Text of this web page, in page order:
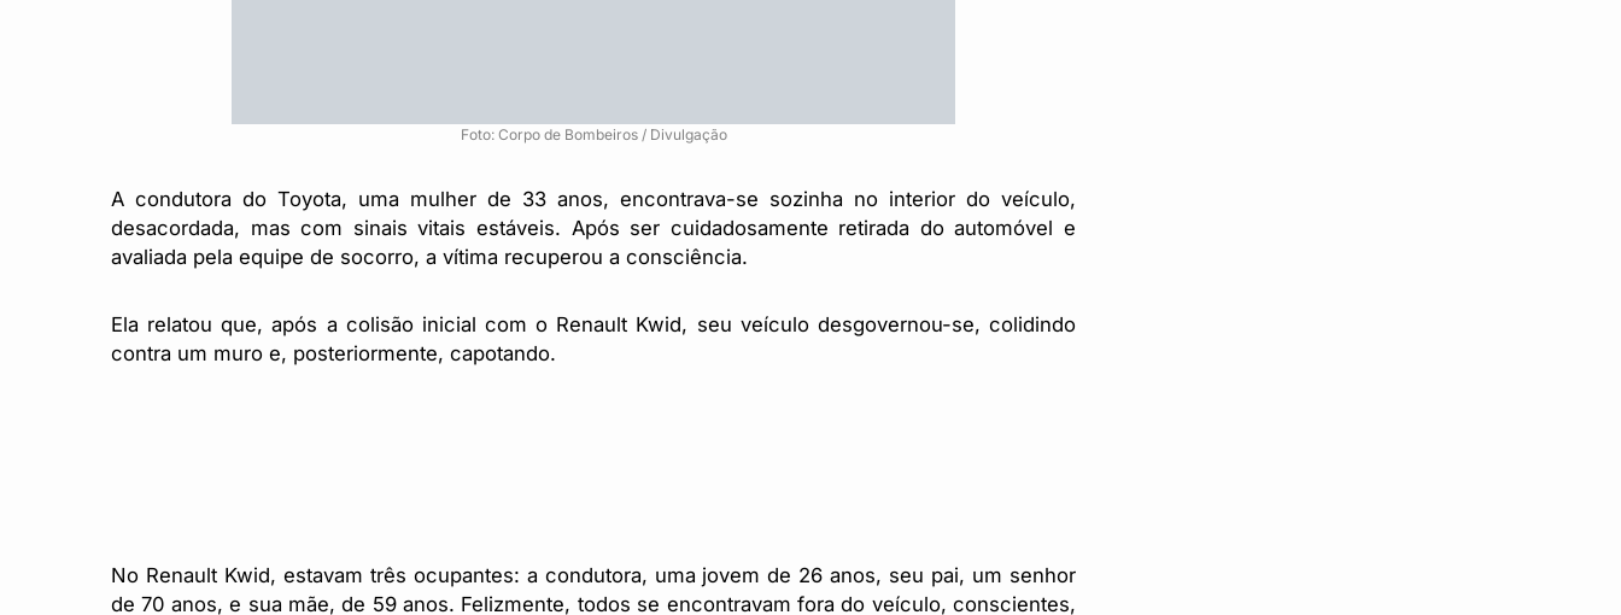
Foto: Corpo de Bombeiros / Divulgação
A condutora do Toyota, uma mulher de 33 anos, encontrava-se sozinha no interior do veículo,
desacordada, mas com sinais vitais estáveis. Após ser cuidadosamente retirada do automóvel e
avaliada pela equipe de socorro, a vítima recuperou a consciência.
Ela relatou que, após a colisão inicial com o Renault Kwid, seu veículo desgovernou-se, colidindo
contra um muro e, posteriormente, capotando.
No Renault Kwid, estavam três ocupantes: a condutora, uma jovem de 26 anos, seu pai, um senhor
de 70 anos, e sua mãe, de 59 anos. Felizmente, todos se encontravam fora do veículo, conscientes,